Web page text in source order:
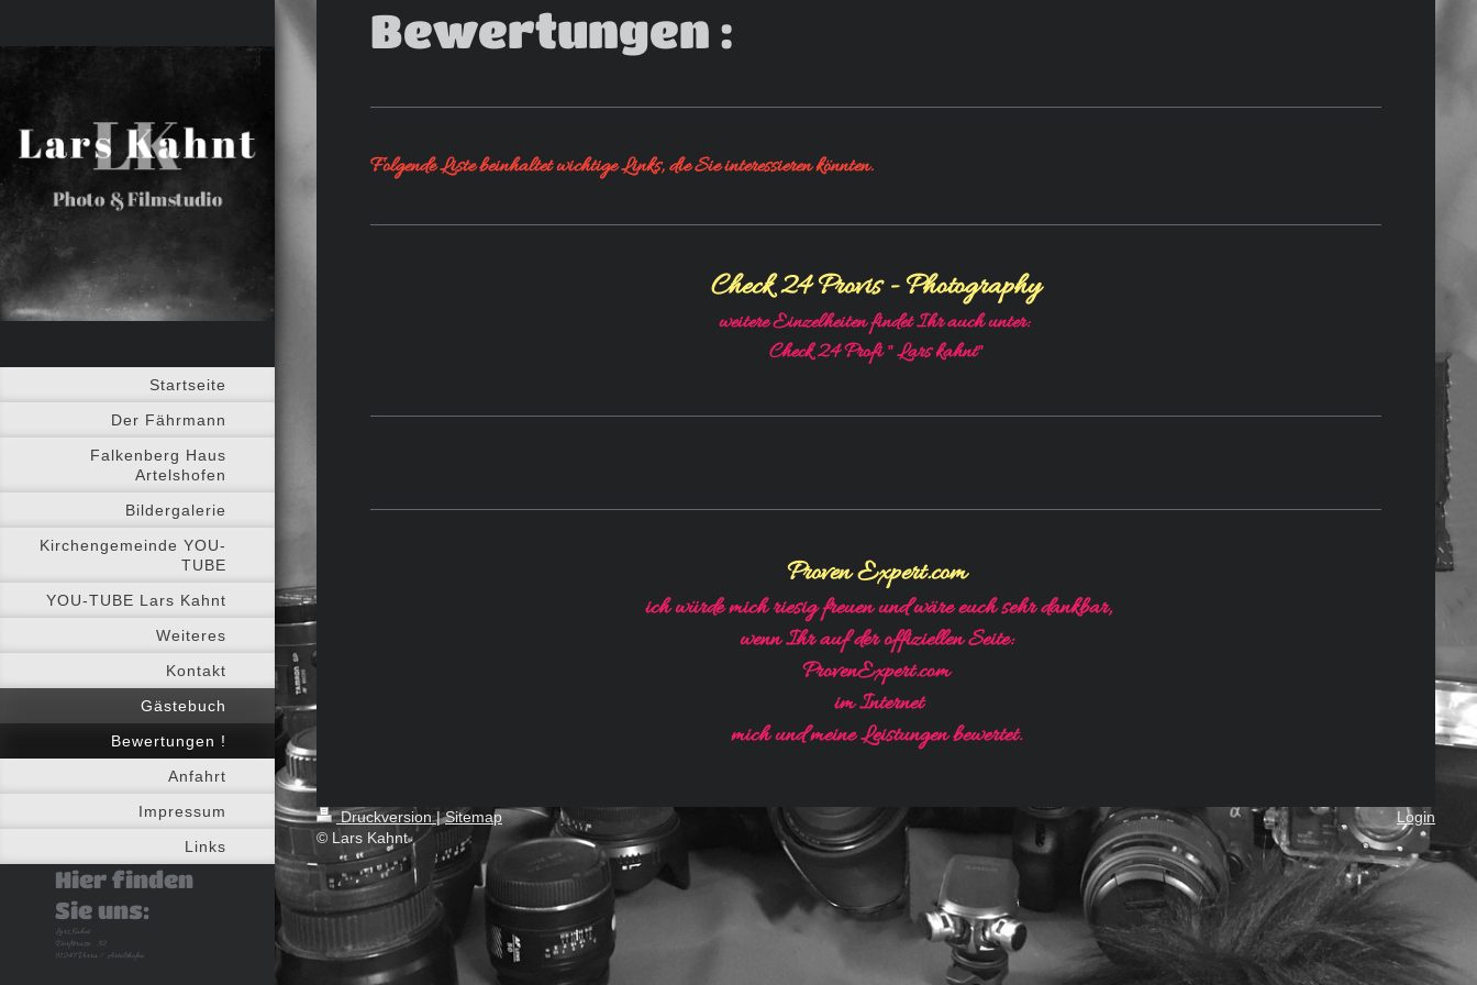
Startseite
Der Fährmann
Falkenberg Haus
Artelshofen
Bildergalerie
Kirchengemeinde YOU-
TUBE
YOU-TUBE Lars Kahnt
Weiteres
Kontakt
Gästebuch
Bewertungen !
Anfahrt
Impressum
Links
Hier finden
Sie uns:
Lars Kahnt
Dorfstrasse . 32
91247 Vorra / Artelshofen
Bewertungen :
Folgende Liste beinhaltet wichtige Links, die Sie interessieren könnten.
Check 24 Provis - Photography
weitere Einzelheiten findet Ihr auch unter:
Check 24 Profi " Lars kahnt"
Proven Expert.com
ich würde mich riesig freuen und wäre euch sehr dankbar,
wenn Ihr auf der offiziellen Seite:
ProvenExpert.com
im Internet
mich und meine Leistungen bewertet.
Druckversion| Sitemap
© Lars Kahnt
Login